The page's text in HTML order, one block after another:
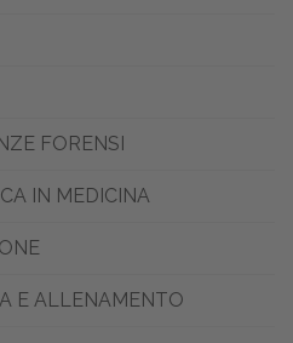
FORENSI
IN MEDICINA
E ALLENAMENTO